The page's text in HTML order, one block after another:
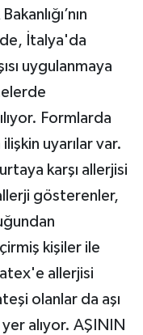
İtalya'da
uygulanmaya
Formlarda
ilişkin uyarılar var.
karşı allerjisi
gösterenler,
kişiler ile
allerjisi
olanlar da aşı
alıyor. AŞININ